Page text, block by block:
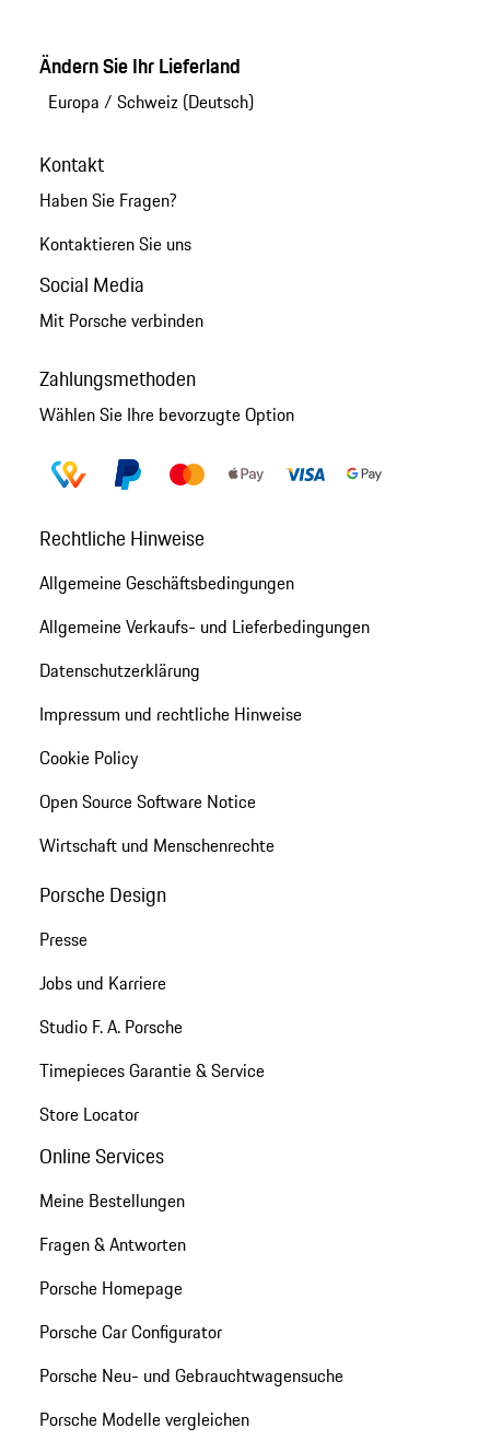
Ändern Sie Ihr Lieferland
Europa / Schweiz (Deutsch)
Kontakt
Haben Sie Fragen?
Kontaktieren Sie uns
Social Media
Mit Porsche verbinden
Zahlungsmethoden
Wählen Sie Ihre bevorzugte Option
Rechtliche Hinweise
Allgemeine Geschäftsbedingungen
Allgemeine Verkaufs- und Lieferbedingungen
Datenschutzerklärung
Impressum und rechtliche Hinweise
Cookie Policy
Open Source Software Notice
Wirtschaft und Menschenrechte
Porsche Design
Presse
Jobs und Karriere
Studio F. A. Porsche
Timepieces Garantie & Service
Store Locator
Online Services
Meine Bestellungen
Fragen & Antworten
Porsche Homepage
Porsche Car Configurator
Porsche Neu- und Gebrauchtwagensuche
Porsche Modelle vergleichen